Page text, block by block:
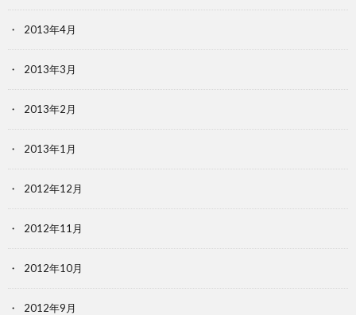
2013年4月
2013年3月
2013年2月
2013年1月
2012年12月
2012年11月
2012年10月
2012年9月